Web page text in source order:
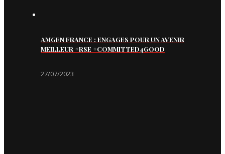
AMGEN FRANCE : ENGAGES POUR UN AVENIR
MEILLEUR #RSE #COMMITTED4GOOD
27/07/2023